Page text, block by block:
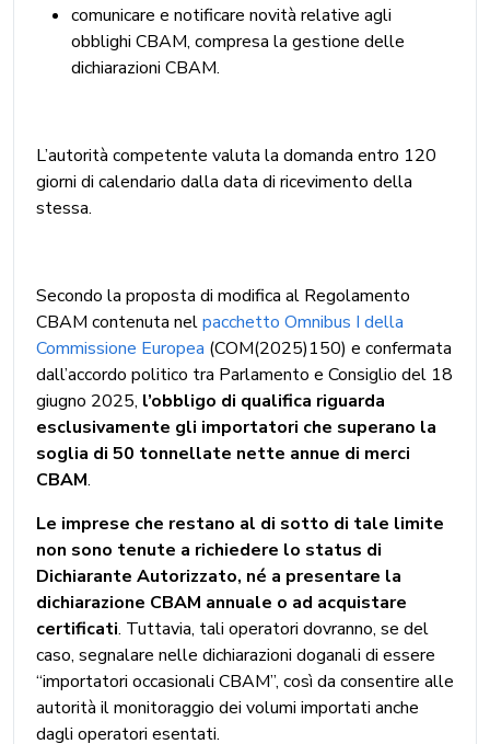
comunicare e notificare novità relative agli
obblighi CBAM, compresa la gestione delle
dichiarazioni CBAM.
L’autorità competente valuta la domanda entro 120
giorni di calendario dalla data di ricevimento della
stessa.
Secondo la proposta di modifica al Regolamento
CBAM contenuta nelpacchetto Omnibus I della
Commissione Europea (COM(2025)150) e confermata
dall’accordo politico tra Parlamento e Consiglio del 18
giugno 2025, l’obbligo di qualifica riguarda
esclusivamente gli importatori che superano la
soglia di 50 tonnellate nette annue di merci
CBAM.
Le imprese che restano al di sotto di tale limite
non sono tenute a richiedere lo status di
Dichiarante Autorizzato, né a presentare la
dichiarazione CBAM annuale o ad acquistare
certificati. Tuttavia, tali operatori dovranno, se del
caso, segnalare nelle dichiarazioni doganali di essere
“importatori occasionali CBAM”, così da consentire alle
autorità il monitoraggio dei volumi importati anche
dagli operatori esentati.